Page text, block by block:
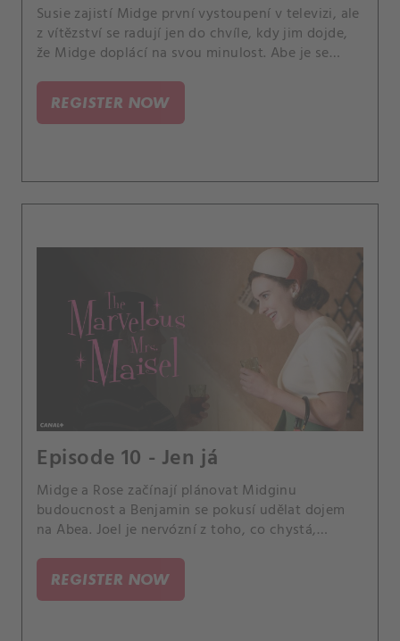
Susie zajistí Midge první vystoupení v televizi, ale
z vítězství se radují jen do chvíle, kdy jim dojde,
že Midge doplácí na svou minulost. Abe je se
zatímco Joel se utápí v přesčasech v Maisel &
Roth.
REGISTER NOW
Episode 10 - Jen já
Midge a Rose začínají plánovat Midginu
budoucnost a Benjamin se pokusí udělat dojem
na Abea. Joel je nervózní z toho, co chystá,
REGISTER NOW